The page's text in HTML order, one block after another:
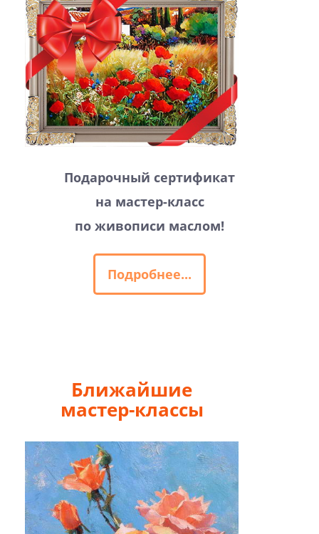
Подарочный сертификат
на мастер-класс
по живописи маслом!
Подробнее...
Ближайшие
мастер-классы